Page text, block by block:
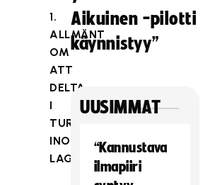
1.
ALLMÄNT
OM
ATT
DELTA
I
TURNERINGAR
INOM
LAGVERKSAMHET
Aikuinen -pilotti
käynnistyy”
UUSIMMAT
“Kannustava
ilmapiiri